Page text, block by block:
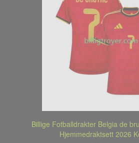
Billige Fotballdrakter Belgia de
Hjemmedraktsett 2026